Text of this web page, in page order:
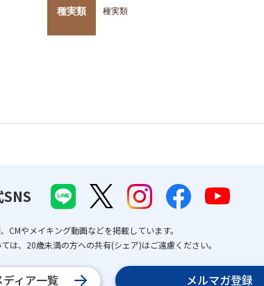
種実類 種実類
CMやメイキング動画などを掲載しています。
は、20歳未満の方への共有(シェア)はご遠慮ください。
ィア一覧 メルマガ登録